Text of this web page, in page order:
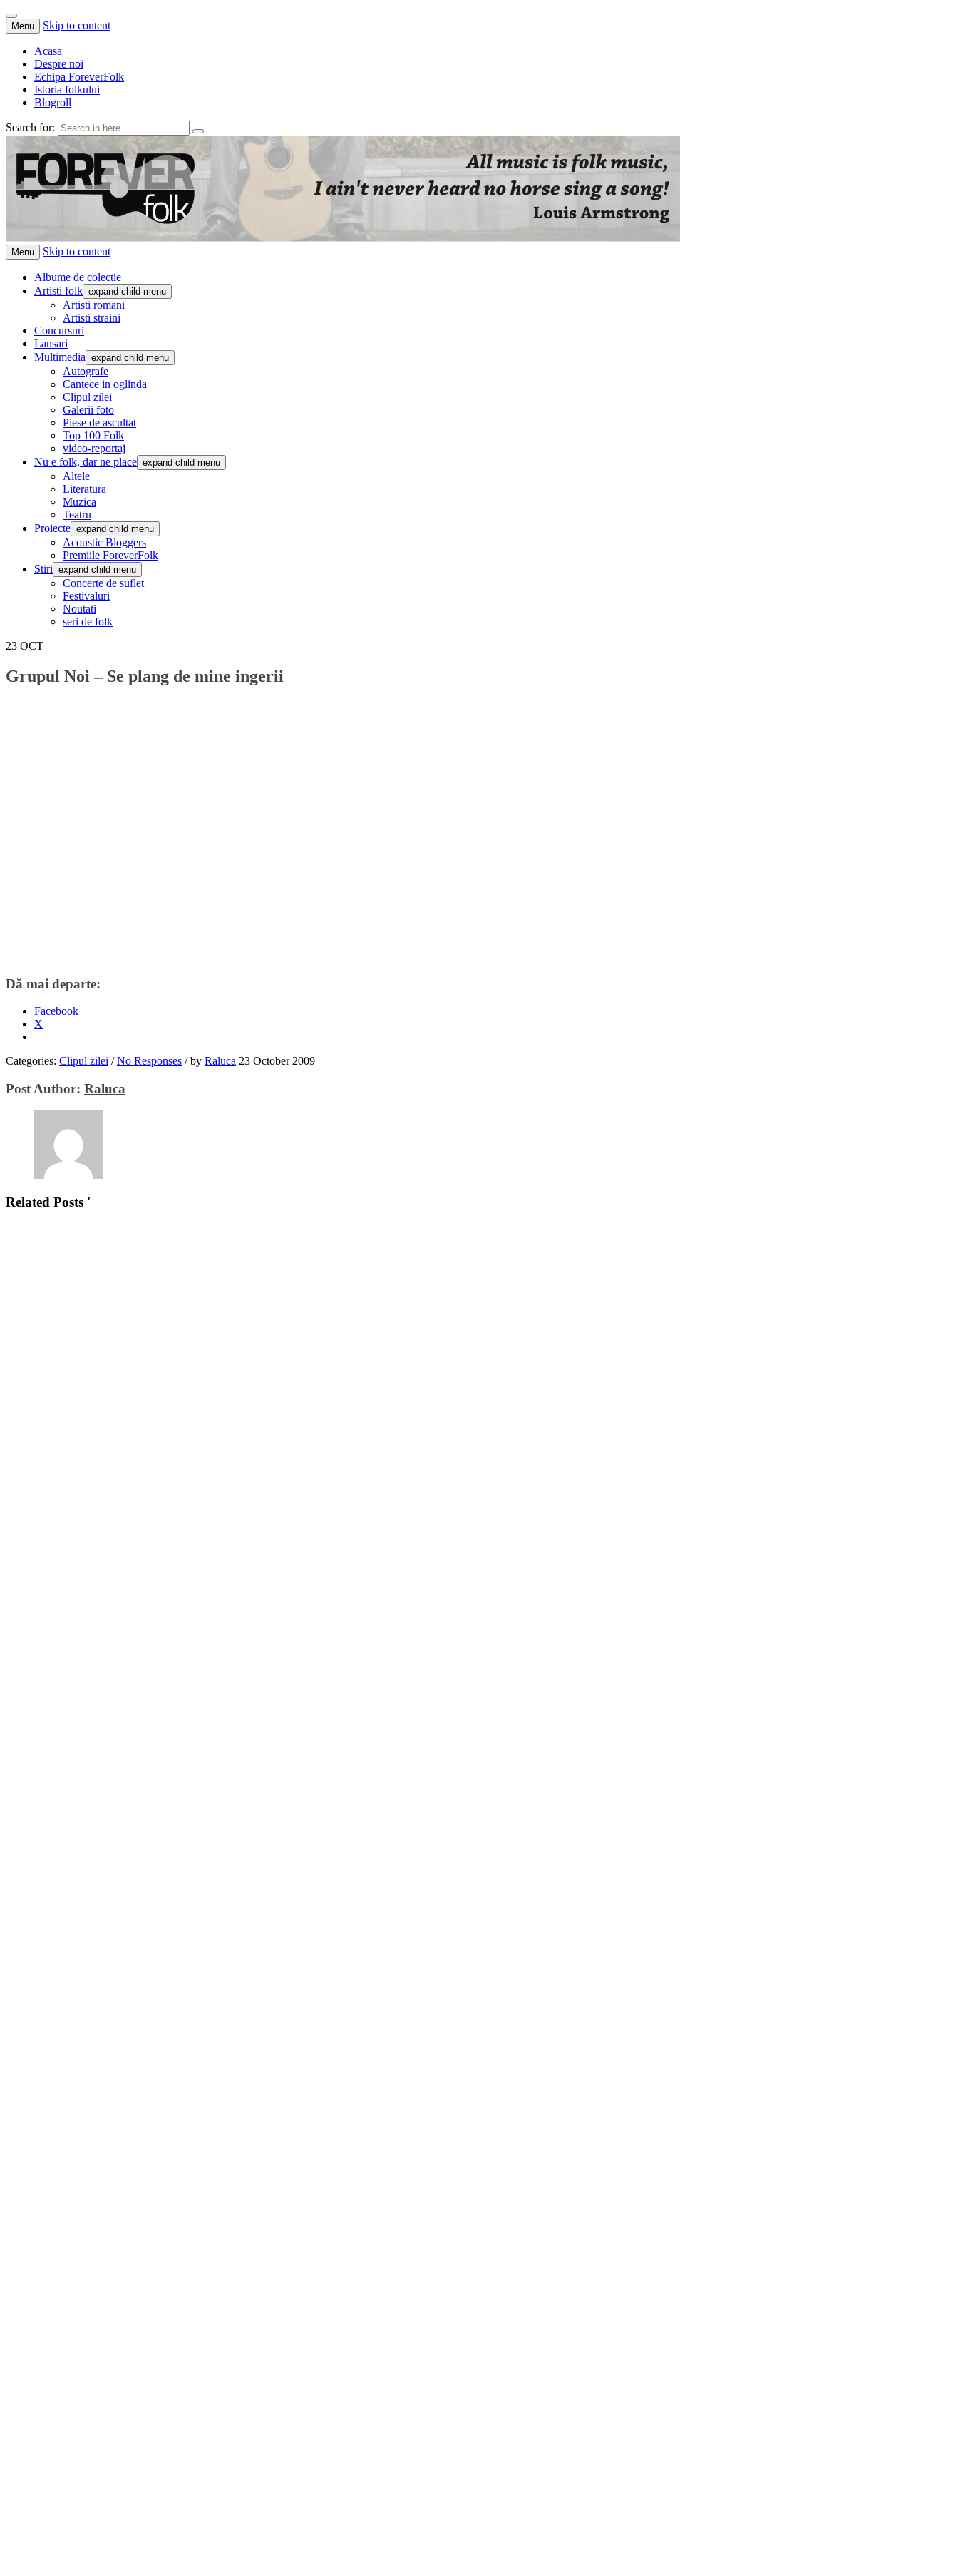
Menu Skip to content
Acasa
Despre noi
Echipa ForeverFolk
Istoria folkului
Blogroll
Search for:
ForeverFolk
Muzica sufletului tau
Menu Skip to content
Albume de colectie
Artisti folk expand child menu
Artisti romani
Artisti straini
Concursuri
Lansari
Multimedia expand child menu
Autografe
Cantece in oglinda
Clipul zilei
Galerii foto
Piese de ascultat
Top 100 Folk
video-reportaj
Nu e folk, dar ne place expand child menu
Altele
Literatura
Muzica
Teatru
Proiecte expand child menu
Acoustic Bloggers
Premiile ForeverFolk
Stiri expand child menu
Concerte de suflet
Festivaluri
Noutati
seri de folk
23 OCT
Grupul Noi – Se plang de mine ingerii
Dă mai departe:
Facebook
X
Categories: Clipul zilei / No Responses /by Raluca 23 October 2009
Post Author: Raluca
Related Posts '